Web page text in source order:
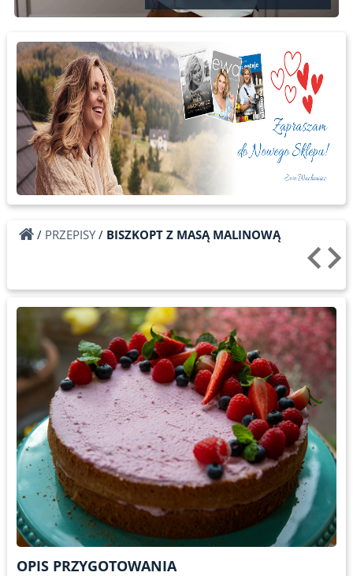
/ PRZEPISY/ BISZKOPT Z MASĄ MALINOWĄ
OPIS PRZYGOTOWANIA